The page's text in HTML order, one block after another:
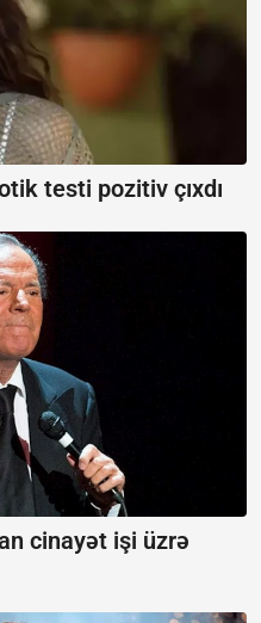
testi pozitiv çıxdı
cinayət işi üzrə